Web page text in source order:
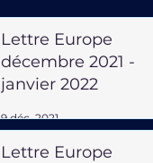
Lettre Europe
décembre 2021 -
janvier 2022
9 déc. 2021
Lettre Europe